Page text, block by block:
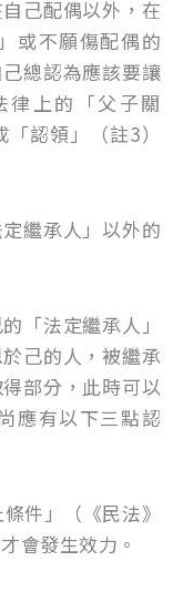
己配偶以外，在
或不願傷配偶的
總認為應該要讓
律上的「父子關
認領」（註3）
繼承人」以外的
「法定繼承人」
己的人，被繼承
部分，此時可以
應有以下三點認
件」（《民法》
會發生效力。